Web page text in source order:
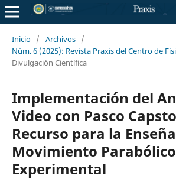
Inicio / Archivos /
Núm. 6 (2025): Revista Praxis del Centro de
Divulgación Científica
Implementación del
Video con Pasco
Recurso para la
Movimiento
Experimental